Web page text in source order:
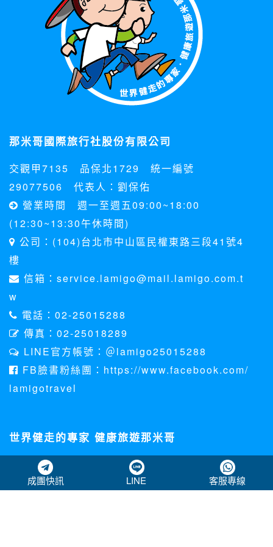
成團快訊 LINE 客服專線
那米哥國際旅行社股份有限公司
交觀甲7135 品保北1729 統一編號
29077506 代表人：劉保佑
營業時間 週一至週五09:00~18:00
(12:30~13:30午休時間)
公司：(104)台北市中山區民權東路三段41號4
樓
信箱：service.lamigo@mail.lamigo.com.t
w
電話：02-25015288
傳真：02-25018289
LINE官方帳號：＠lamigo25015288
FB臉書粉絲團：https://www.facebook.com/
lamigotravel
世界健走的專家 健康旅遊那米哥
關於那米哥
個資法聲明